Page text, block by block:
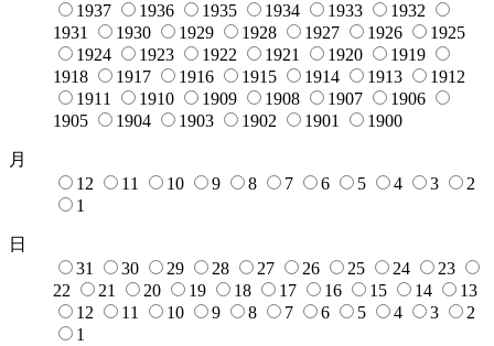
1937
1936 1935 1934 1933
1932
1931
1930 1929 1928 1927 1926
1925
1924
1923 1922 1921 1920
1919
1918
1917 1916 1915 1914 1913
1912
1911
1910 1909 1908 1907
1906
1905
1904 1903 1902 1901 1900
月
12
11 10 9 8 7 6 5 4 3
2
1
日
31
30 29 28 27 26 25 24
23
22
21 20 19 18 17 16 15 14
13
12
11 10 9 8 7 6 5 4 3
2
1